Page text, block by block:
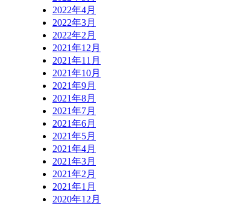
2022年4月
2022年3月
2022年2月
2021年12月
2021年11月
2021年10月
2021年9月
2021年8月
2021年7月
2021年6月
2021年5月
2021年4月
2021年3月
2021年2月
2021年1月
2020年12月